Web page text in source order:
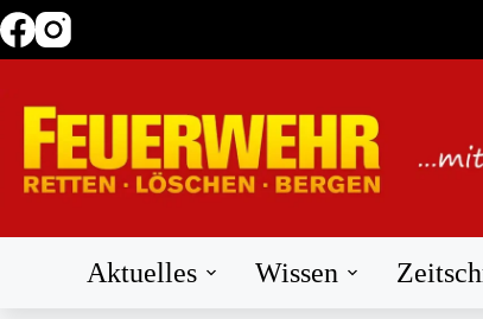
Zum
Inhalt
Aktuelles Wissen